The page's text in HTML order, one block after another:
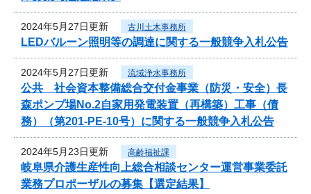
2024年5月27日更新 古川土木事務所
LEDバルーン照明等の調達に関する一般競争入札公告
2024年5月27日更新 流域浄水事務所
公共 社会資本整備総合交付金事業（防災・安全）長
森ポンプ場No.2自家用発電装置（再構築）工事（債
務）（第201-PE-10号）に関する一般競争入札公告
2024年5月23日更新 高齢福祉課
岐阜県介護生産性向上総合相談センター運営事業委託
業務プロポーザルの募集【選定結果】